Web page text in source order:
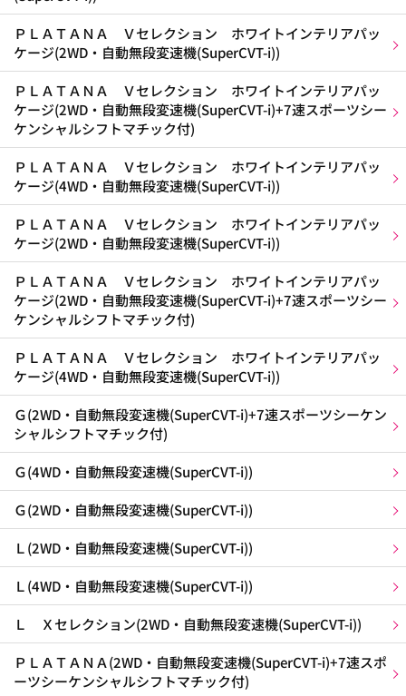
ＰＬＡＴＡＮＡ Ｖセレクション ホワイトインテリアパッ
ケージ(2WD・自動無段変速機(SuperCVT-i))
ＰＬＡＴＡＮＡ Ｖセレクション ホワイトインテリアパッ
ケージ(2WD・自動無段変速機(SuperCVT-i)+7速スポーツシー
ケンシャルシフトマチック付)
ＰＬＡＴＡＮＡ Ｖセレクション ホワイトインテリアパッ
ケージ(4WD・自動無段変速機(SuperCVT-i))
ＰＬＡＴＡＮＡ Ｖセレクション ホワイトインテリアパッ
ケージ(2WD・自動無段変速機(SuperCVT-i))
ＰＬＡＴＡＮＡ Ｖセレクション ホワイトインテリアパッ
ケージ(2WD・自動無段変速機(SuperCVT-i)+7速スポーツシー
ケンシャルシフトマチック付)
ＰＬＡＴＡＮＡ Ｖセレクション ホワイトインテリアパッ
ケージ(4WD・自動無段変速機(SuperCVT-i))
Ｇ(2WD・自動無段変速機(SuperCVT-i)+7速スポーツシーケン
シャルシフトマチック付)
Ｇ(4WD・自動無段変速機(SuperCVT-i))
Ｇ(2WD・自動無段変速機(SuperCVT-i))
Ｌ(2WD・自動無段変速機(SuperCVT-i))
Ｌ(4WD・自動無段変速機(SuperCVT-i))
Ｌ Ｘセレクション(2WD・自動無段変速機(SuperCVT-i))
ＰＬＡＴＡＮＡ(2WD・自動無段変速機(SuperCVT-i)+7速スポ
ーツシーケンシャルシフトマチック付)